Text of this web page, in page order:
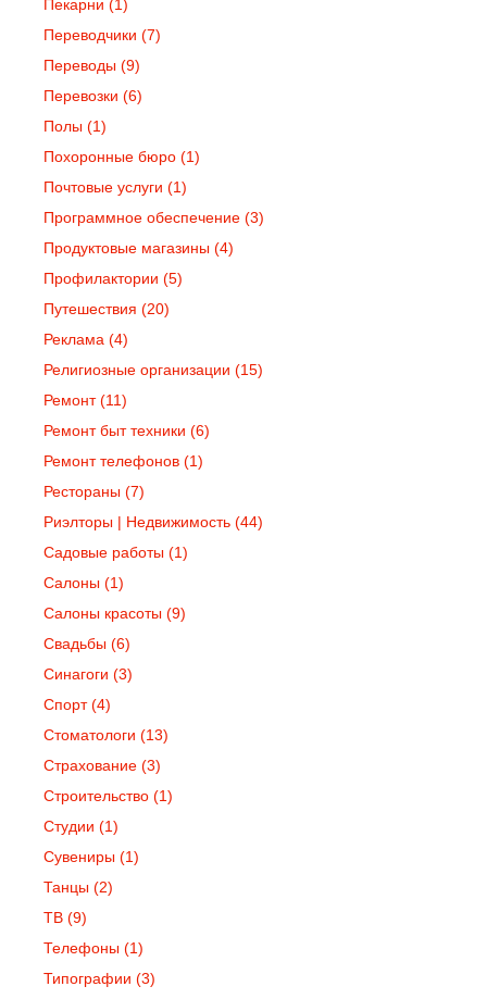
Пекарни (1)
Переводчики (7)
Переводы (9)
Перевозки (6)
Полы (1)
Похоронные бюро (1)
Почтовые услуги (1)
Программное обеспечение (3)
Продуктовые магазины (4)
Профилактории (5)
Путешествия (20)
Реклама (4)
Религиозные организации (15)
Ремонт(11)
Ремонт быт техники (6)
Ремонт телефонов (1)
Рестораны (7)
Риэлторы | Недвижимость (44)
Садовые работы (1)
Салоны (1)
Салоны красоты (9)
Свадьбы (6)
Синагоги (3)
Спорт(4)
Стоматологи (13)
Страхование (3)
Строительство (1)
Студии (1)
Сувениры (1)
Танцы (2)
ТВ (9)
Телефоны (1)
Типографии (3)